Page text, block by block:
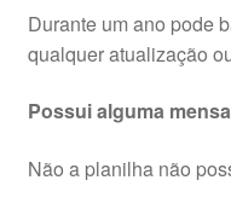
Durante um ano pode
qualquer atualização
Possui alguma
Não a planilha não